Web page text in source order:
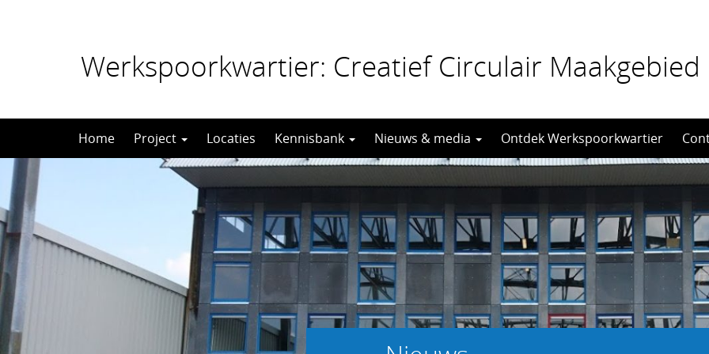
Werkspoorkwartier: Creatief Circulair Maakgebied
naar
het
inhoud
Home Project Locaties Kennisbank Nieuws & media Ontdek Werkspoorkwartier